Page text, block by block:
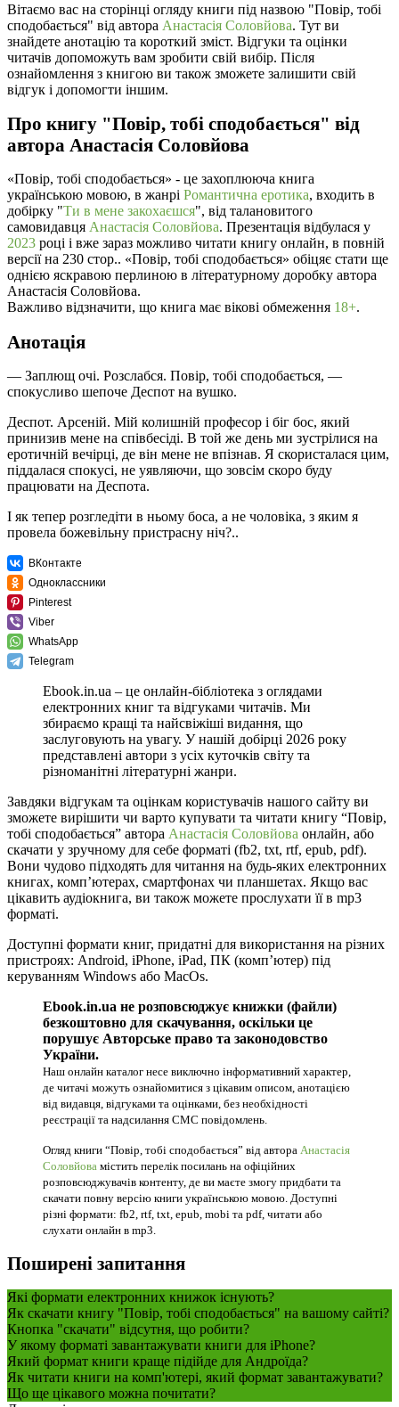
Вітаємо вас на сторінці огляду книги під назвою "Повір, тобі
сподобається" від автора Анастасія Соловйова. Тут ви
знайдете анотацію та короткий зміст. Відгуки та оцінки
читачів допоможуть вам зробити свій вибір. Після
ознайомлення з книгою ви також зможете залишити свій
відгук і допомогти іншим.
Про книгу "Повір, тобі сподобається" від
автора Анастасія Соловйова
«Повір, тобі сподобається» - це захоплююча книга
українською мовою, в жанрі Романтична еротика, входить в
добірку "Ти в мене закохаєшся", від талановитого
самовидавця Анастасія Соловйова. Презентація відбулася у
2023 році і вже зараз можливо читати книгу онлайн, в повній
версії на 230 стор.. «Повір, тобі сподобається» обіцяє стати ще
однією яскравою перлиною в літературному доробку автора
Анастасія Соловйова.
Важливо відзначити, що книга має вікові обмеження 18+.
Анотація
— Заплющ очі. Розслабся. Повір, тобі сподобається, —
спокусливо шепоче Деспот на вушко.
Деспот. Арсеній. Мій колишній професор і біг бос, який
принизив мене на співбесіді. В той же день ми зустрілися на
еротичній вечірці, де він мене не впізнав. Я скористалася цим,
піддалася спокусі, не уявляючи, що зовсім скоро буду
працювати на Деспота.
І як тепер розгледіти в ньому боса, а не чоловіка, з яким я
провела божевільну пристрасну ніч?..
ВКонтакте
Одноклассники
Pinterest
Viber
WhatsApp
Telegram
Ebook.in.ua – це онлайн-бібліотека з оглядами
електронних книг та відгуками читачів. Ми
збираємо кращі та найсвіжіші видання, що
заслуговують на увагу. У нашій добірці 2026 року
представлені автори з усіх куточків світу та
різноманітні літературні жанри.
Завдяки відгукам та оцінкам користувачів нашого сайту ви
зможете вирішити чи варто купувати та читати книгу “Повір,
тобі сподобається” автора Анастасія Соловйова онлайн, або
скачати у зручному для себе форматі (fb2, txt, rtf, epub, pdf).
Вони чудово підходять для читання на будь-яких електронних
книгах, комп’ютерах, смартфонах чи планшетах. Якщо вас
цікавить аудіокнига, ви також можете прослухати її в mp3
форматі.
Доступні формати книг, придатні для використання на різних
пристроях: Android, iPhone, iPad, ПК (комп’ютер) під
керуванням Windows або MacOs.
Ebook.in.ua не розповсюджує книжки (файли)
безкоштовно для скачування, оскільки це
порушує Авторське право та законодовство
України.
Наш онлайн каталог несе виключно інформативний характер,
де читачі можуть ознайомитися з цікавим описом, анотацією
від видавця, відгуками та оцінками, без необхідності
реєстрації та надсилання СМС повідомлень.
Огляд книги “Повір, тобі сподобається” від автора Анастасія
Соловйова містить перелік посилань на офіційних
розповсюджувачів контенту, де ви маєте змогу придбати та
скачати повну версію книги українською мовою. Доступні
різні формати: fb2, rtf, txt, epub, mobi та pdf, читати або
слухати онлайн в mp3.
Поширені запитання
Які формати електронних книжок існують?
Як скачати книгу "Повір, тобі сподобається" на вашому сайті?
Кнопка "скачати" відсутня, що робити?
У якому форматі завантажувати книги для iPhone?
Який формат книги краще підійде для Андроїда?
Як читати книги на комп'ютері, який формат завантажувати?
Що ще цікавого можна почитати?